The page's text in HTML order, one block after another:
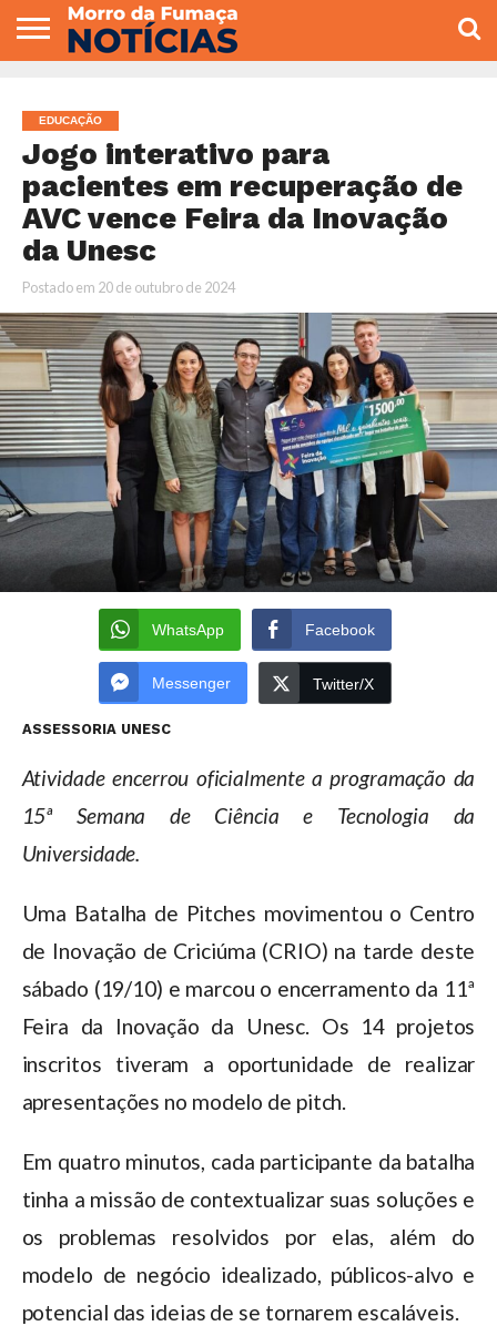
VEREADORES
EDUCAÇÃO
Jogo interativo para
pacientes em recuperação de
AVC vence Feira da Inovação
da Unesc
Postado em 20 de outubro de 2024
WhatsApp Facebook
Messenger Twitter/X
ASSESSORIA UNESC
Atividade encerrou oficialmente a programação da
15ª Semana de Ciência e Tecnologia da
Universidade.
Uma Batalha de Pitches movimentou o Centro
de Inovação de Criciúma (CRIO) na tarde deste
sábado (19/10) e marcou o encerramento da 11ª
Feira da Inovação da Unesc. Os 14 projetos
inscritos tiveram a oportunidade de realizar
apresentações no modelo de pitch.
Em quatro minutos, cada participante da batalha
tinha a missão de contextualizar suas soluções e
os problemas resolvidos por elas, além do
modelo de negócio idealizado, públicos-alvo e
potencial das ideias de se tornarem escaláveis.